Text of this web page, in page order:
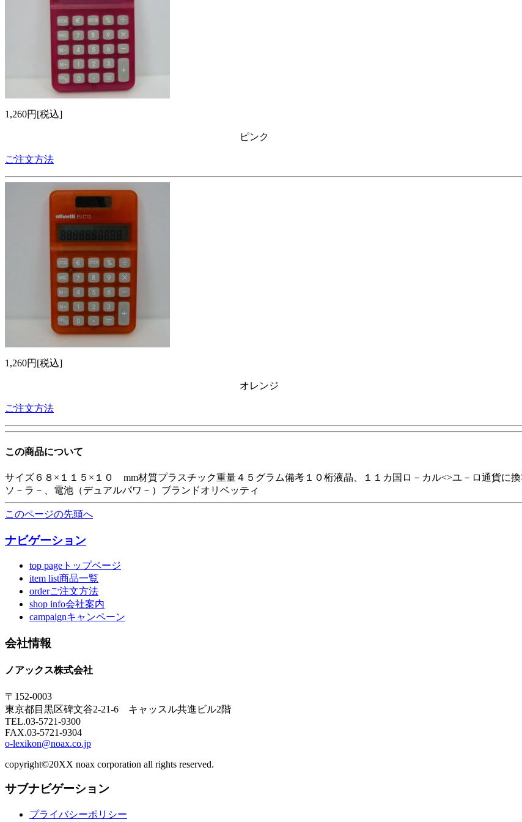
1,260円[税込]
ピンク
ご注文方法
1,260円[税込]
オレンジ
ご注文方法
この商品について
サイズ６８×１１５×１０ mm材質プラスチック重量４５グラム備考１０桁液晶、１１カ国ロ－カル<>ユ－ロ通貨に
ソ－ラ－、電池（デュアルパワ－）ブランドオリベッティ
このページの先頭へ
ナビゲーション
top pageトップページ
item list商品一覧
orderご注文方法
shop info会社案内
campaignキャンペーン
会社情報
ノアックス株式会社
〒152-0003
東京都目黒区碑文谷2-21-6 キャッスル共進ビル2階
TEL.03-5721-9300
FAX.03-5721-9304
o-lexikon@noax.co.jp
copyright©20XX noax corporation all rights reserved.
サブナビゲーション
プライバシーポリシー